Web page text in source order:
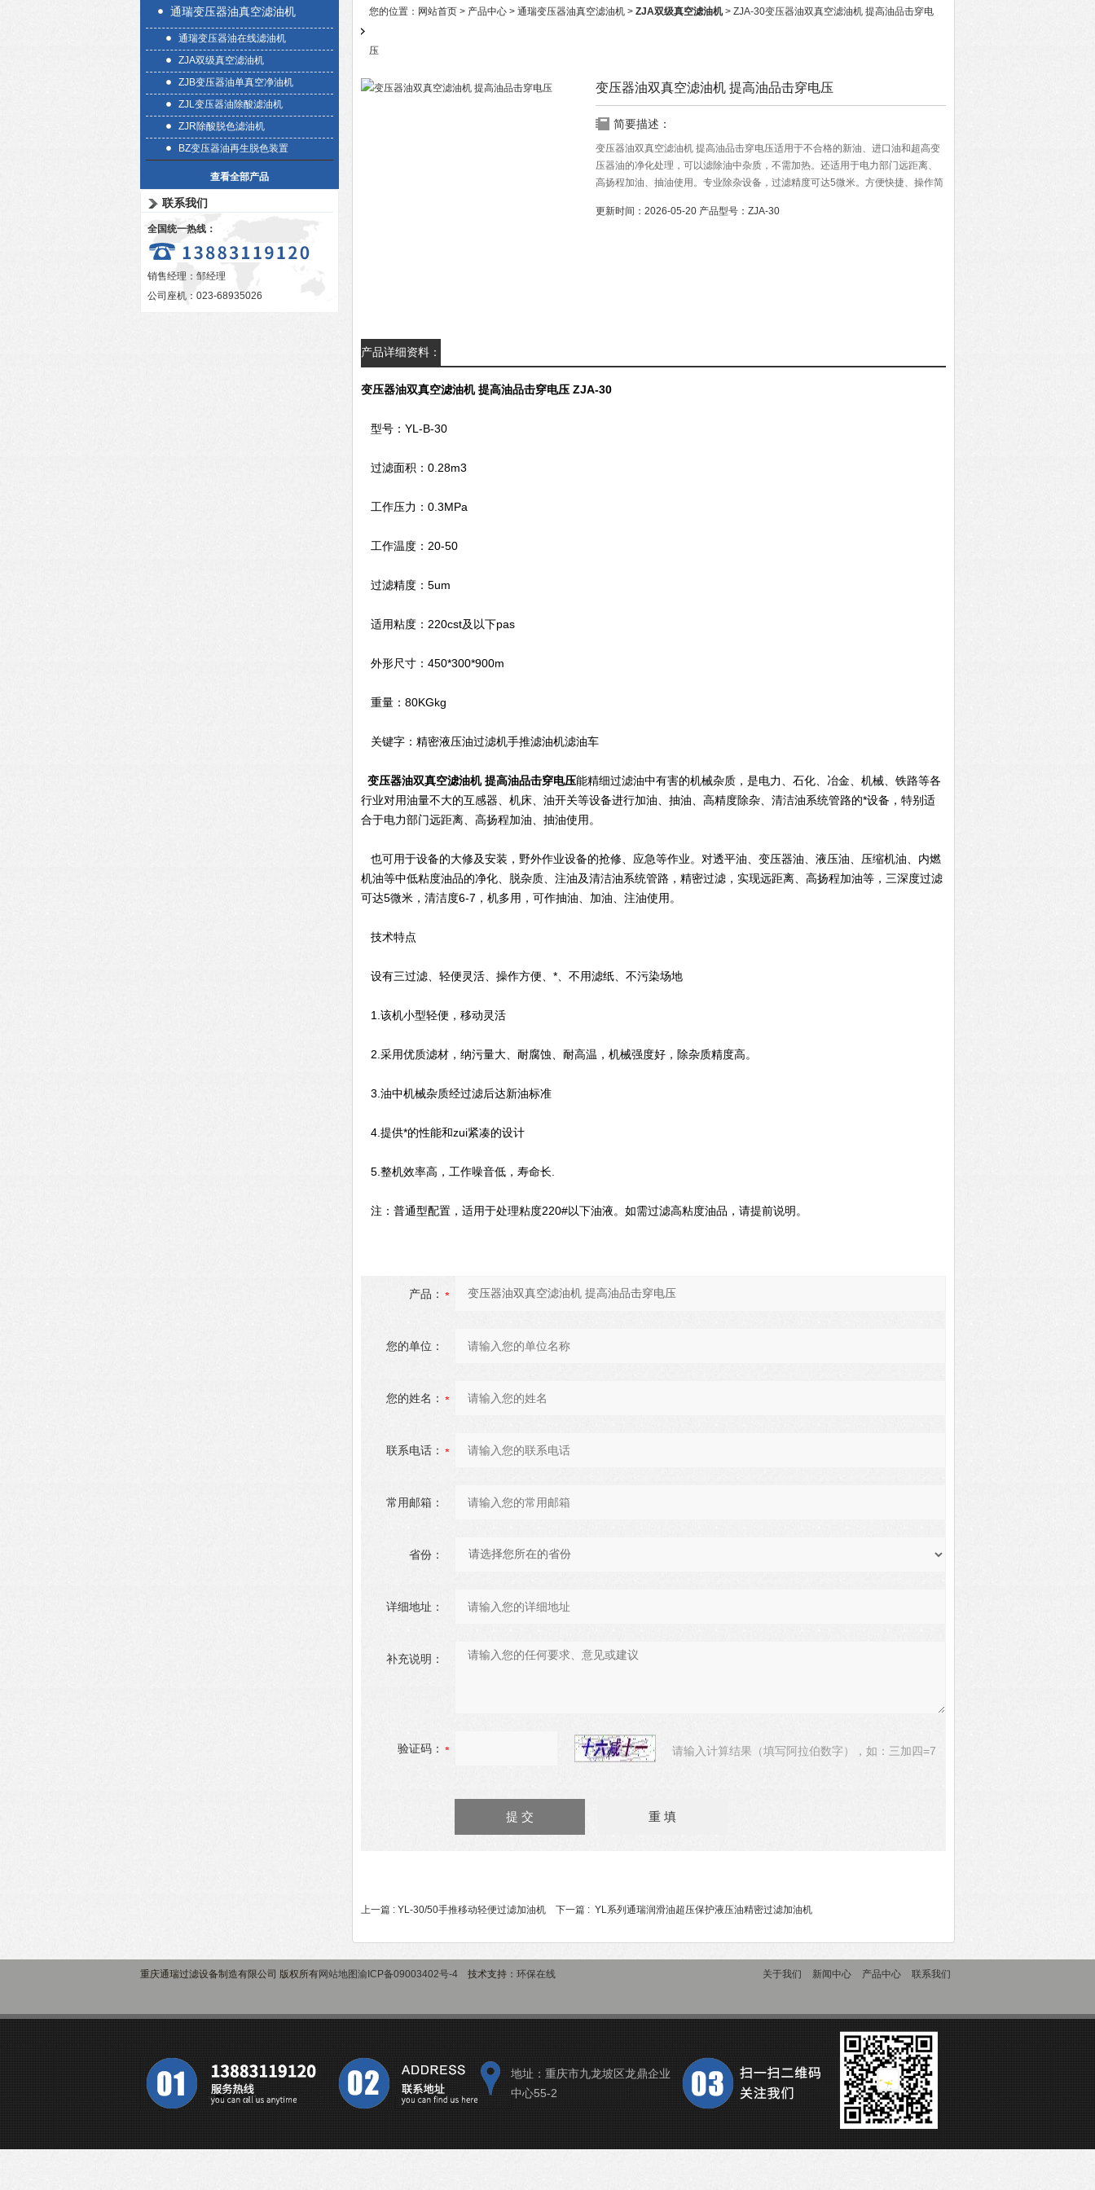
通瑞变压器油真空滤油机
通瑞变压器油在线滤油机
ZJA双级真空滤油机
ZJB变压器油单真空净油机
ZJL变压器油除酸滤油机
ZJR除酸脱色滤油机
BZ变压器油再生脱色装置
查看全部产品
联系我们
全国统一热线：
销售经理：邹经理
公司座机：023-68935026
您的位置： 网站首页 > 产品中心 > 通瑞变压器油真空滤油机 > ZJA双级真空滤油机> ZJA-30变压器油双真空滤油机 提高油品击穿电
压
变压器油双真空滤油机 提高油品击穿电压
简要描述：
变压器油双真空滤油机 提高油品击穿电压适用于不合格的新油、进口油和超高变
压器油的净化处理，可以滤除油中杂质，不需加热。还适用于电力部门远距离、
高扬程加油、抽油使用。专业除杂设备，过滤精度可达5微米。方便快捷、操作简
更新时间： 2026-05-20 产品型号： ZJA-30
产品详细资料：
变压器油双真空滤油机 提高油品击穿电压 ZJA-30
型号：YL-B-30
过滤面积：0.28m3
工作压力：0.3MPa
工作温度：20-50
过滤精度：5um
适用粘度：220cst及以下pas
外形尺寸：450*300*900m
重量：80KGkg
关键字：精密液压油过滤机手推滤油机滤油车
变压器油双真空滤油机 提高油品击穿电压能精细过滤油中有害的机械杂质，是电力、石化、冶金、机械、铁路等各
行业对用油量不大的互感器、机床、油开关等设备进行加油、抽油、高精度除杂、清洁油系统管路的*设备，特别适
合于电力部门远距离、高扬程加油、抽油使用。
也可用于设备的大修及安装，野外作业设备的抢修、应急等作业。对透平油、变压器油、液压油、压缩机油、内燃
机油等中低粘度油品的净化、脱杂质、注油及清洁油系统管路，精密过滤，实现远距离、高扬程加油等，三深度过滤
可达5微米，清洁度6-7，机多用，可作抽油、加油、注油使用。
技术特点
设有三过滤、轻便灵活、操作方便、*、不用滤纸、不污染场地
1.该机小型轻便，移动灵活
2.采用优质滤材，纳污量大、耐腐蚀、耐高温，机械强度好，除杂质精度高。
3.油中机械杂质经过滤后达新油标准
4.提供*的性能和zui紧凑的设计
5.整机效率高，工作噪音低，寿命长.
注：普通型配置，适用于处理粘度220#以下油液。如需过滤高粘度油品，请提前说明。
产品：
您的单位：
您的姓名：
联系电话：
常用邮箱：
省份：
详细地址：
补充说明：
验证码： 请输入计算结果（填写阿拉伯数字），如：三加四=7
上一篇 : YL-30/50手推移动轻便过滤加油机 下一篇 : YL系列通瑞润滑油超压保护液压油精密过滤加油机
重庆通瑞过滤设备制造有限公司 版权所有网站地图渝ICP备09003402号-4 技术支持： 环保在线 关于我们 新闻中心 产品中心 联系我们
地址：重庆市九龙坡区龙鼎企业
中心55-2